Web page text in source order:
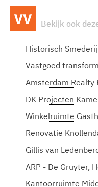
Bekijk ook
Historisch Smederij
Vastgoed
Amsterdam
DK Projecten
Winkelruimte
Renovatie
Gillis van
ARP - De Gruyter,
Kantoorruimte